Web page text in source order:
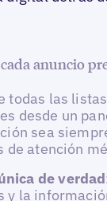
anuncio
todas las
desde un
sea
de atención
de verdad
y la